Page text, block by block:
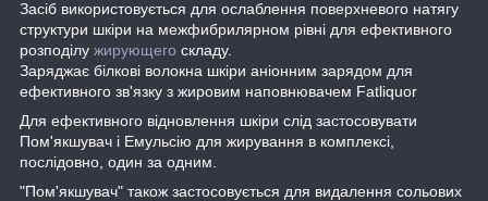
Засіб використовується для ослаблення поверхневого натягу
структури шкіри на межфибрилярном рівні для ефективного
розподілу жирующего складу.
Заряджає білкові волокна шкіри аніонним зарядом для
ефективного зв'язку з жировим наповнювачем Fatliquor
Для ефективного відновлення шкіри слід застосовувати
Пом'якшувач і Емульсію для жирування в комплексі,
послідовно, один за одним.
"Пом'якшувач" також застосовується для видалення сольових